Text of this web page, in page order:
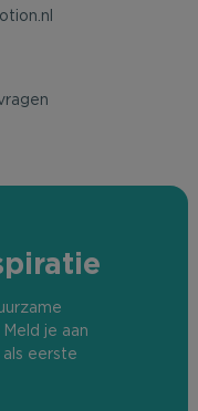
je aan
eerste